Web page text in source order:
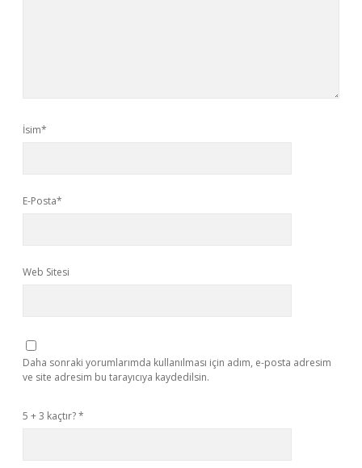
İsim*
E-Posta*
Web Sitesi
Daha sonraki yorumlarımda kullanılması için adım, e-posta adresim
ve site adresim bu tarayıcıya kaydedilsin.
5 + 3 kaçtır?*